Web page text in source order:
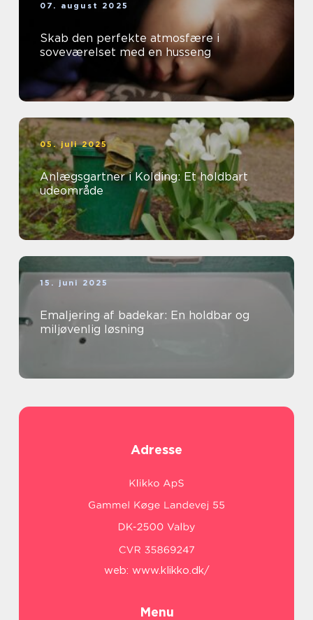
07. august 2025
Skab den perfekte atmosfære i
soveværelset med en husseng
05. juli 2025
Anlægsgartner i Kolding: Et holdbart
udeområde
15. juni 2025
Emaljering af badekar: En holdbar og
miljøvenlig løsning
Adresse
web: www.klikko.dk/
Menu